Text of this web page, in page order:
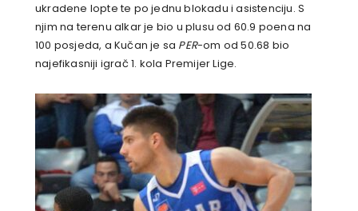
ukradene lopte te po jednu blokadu i asistenciju. S
njim na terenu alkar je bio u plusu od 60.9 poena na
100 posjeda, a Kučan je sa PER-om od 50.68 bio
najefikasniji igrač 1. kola Premijer Lige.